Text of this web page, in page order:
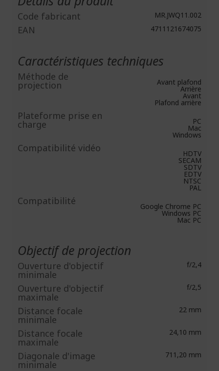
Code fabricant MR.JWQ11.002
EAN 4711121674075
Caractéristiques techniques
Méthode de
projection Avant plafond
Arrière
Avant
Plafond arrière
Plateforme prise en
charge PC
Mac
Windows
Compatibilité vidéo HDTV
SECAM
SDTV
EDTV
NTSC
PAL
Compatibilité Google Chrome PC
Windows PC
Mac PC
Objectif de projection
Ouverture d'objectif
minimale
f/2,4
Ouverture d'objectif
maximale
f/2,5
Distance focale
minimale
22 mm
Distance focale
maximale
24,10 mm
Diagonale d'image
minimale
711,20 mm